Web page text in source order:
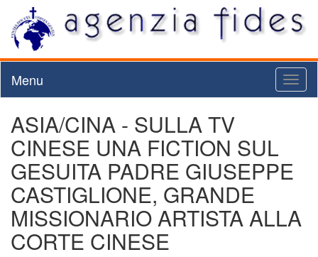
Menu
ASIA/CINA - SULLA TV
CINESE UNA FICTION SUL
GESUITA PADRE GIUSEPPE
CASTIGLIONE, GRANDE
MISSIONARIO ARTISTA ALLA
CORTE CINESE